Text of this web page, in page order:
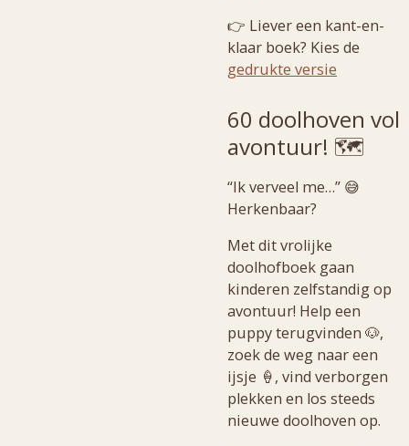
👉 Liever een kant-en-
klaar boek? Kies de
gedrukte versie
60 doolhoven vol
avontuur! 🗺️
“Ik verveel me…” 😅
Herkenbaar?
Met dit vrolijke
doolhofboek gaan
kinderen zelfstandig op
avontuur! Help een
puppy terugvinden 🐶,
zoek de weg naar een
ijsje 🍦, vind verborgen
plekken en los steeds
nieuwe doolhoven op.